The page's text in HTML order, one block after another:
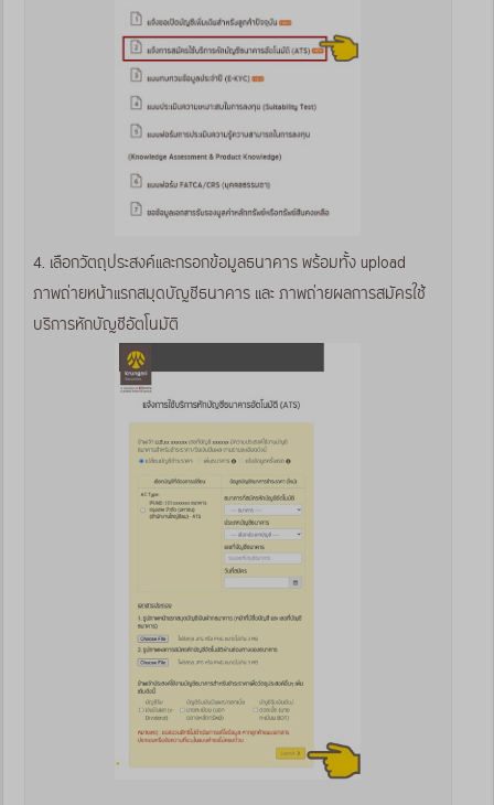
4. เลือกวัตถุประสงค์และกรอกข้อมูลธนาคาร พร้อมทั้ง upload
ภาพถ่ายหน้าแรกสมุดบัญชีธนาคาร และ ภาพถ่ายผลการสมัครใช้
บริการหักบัญชีอัตโนมัติ